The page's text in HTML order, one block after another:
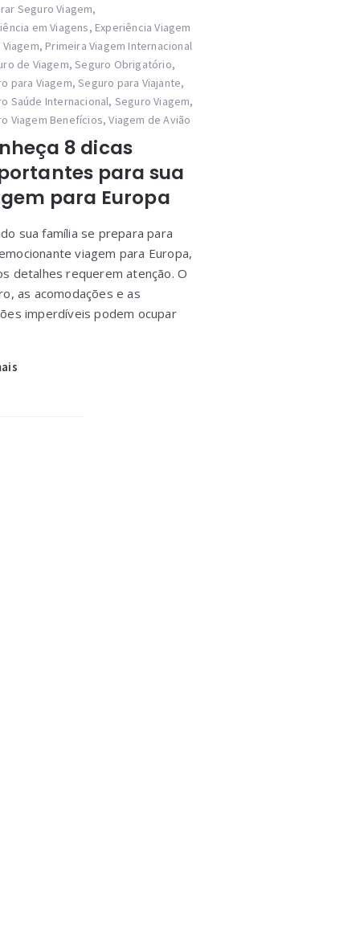
Seguro Viagem,
em Viagens, Experiência Viagem
Viagem, Primeira Viagem Internacional
de Viagem,Seguro Obrigatório,
para Viagem,Seguro para Viajante,
Saúde Internacional, Seguro Viagem,
Viagem Benefícios,Viagem de Avião
8 dicas
para sua
para Europa
sua família se prepara para
viagem para Europa,
detalhes requerem atenção. O
as acomodações e as
imperdíveis podem ocupar